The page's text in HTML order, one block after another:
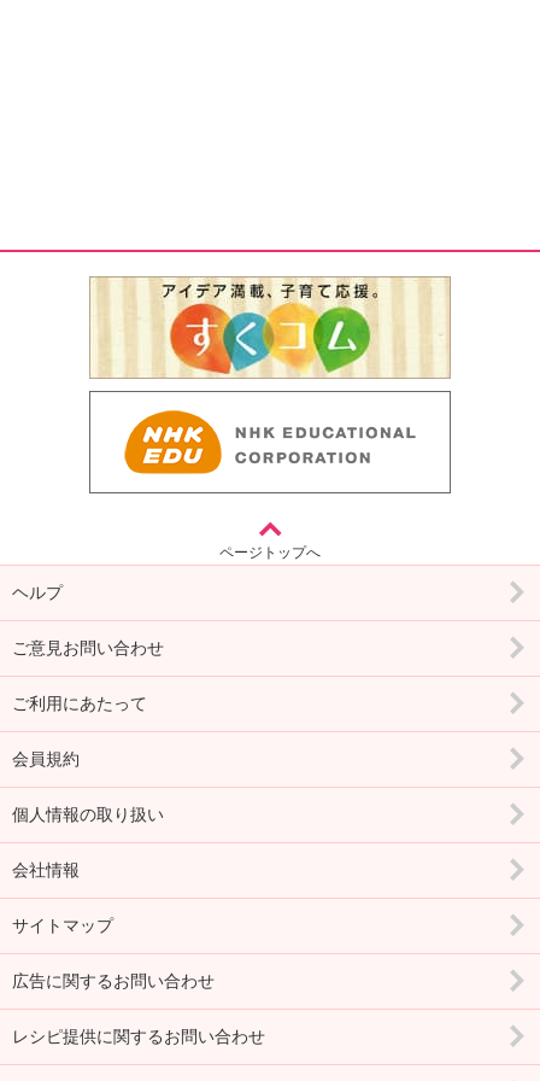
ページトップへ
ヘルプ
ご意見お問い合わせ
ご利用にあたって
会員規約
個人情報の取り扱い
会社情報
サイトマップ
広告に関するお問い合わせ
レシピ提供に関するお問い合わせ